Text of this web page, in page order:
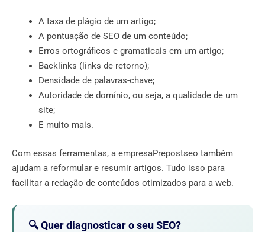
A taxa de plágio de um artigo;
A pontuação de SEO de um conteúdo;
Erros ortográficos e gramaticais em um artigo;
Backlinks (links de retorno);
Densidade de palavras-chave;
Autoridade de domínio, ou seja, a qualidade de um
site;
E muito mais.
Com essas ferramentas, a empresaPrepostseo também
ajudam a reformular e resumir artigos. Tudo isso para
facilitar a redação de conteúdos otimizados para a web.
🔍 Quer diagnosticar o seu SEO?